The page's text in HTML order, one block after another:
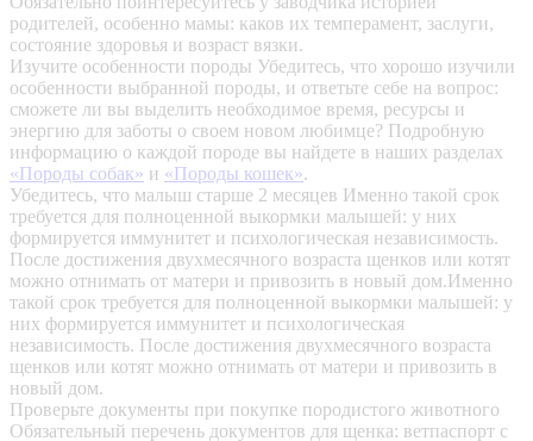
родителей, особенно мамы: каков их темперамент, заслуги,
состояние здоровья и возраст вязки.
Изучите особенности породы Убедитесь, что хорошо изучили
особенности выбранной породы, и ответьте себе на вопрос:
сможете ли вы выделить необходимое время, ресурсы и
энергию для заботы о своем новом любимце? Подробную
информацию о каждой породе вы найдете в наших разделах
«Породы собак» и «Породы кошек».
Убедитесь, что малыш старше 2 месяцев Именно такой срок
требуется для полноценной выкормки малышей: у них
формируется иммунитет и психологическая независимость.
После достижения двухмесячного возраста щенков или котят
можно отнимать от матери и привозить в новый дом.Именно
такой срок требуется для полноценной выкормки малышей: у
них формируется иммунитет и психологическая
независимость. После достижения двухмесячного возраста
щенков или котят можно отнимать от матери и привозить в
новый дом.
Проверьте документы при покупке породистого животного
Обязательный перечень документов для щенка: ветпаспорт с